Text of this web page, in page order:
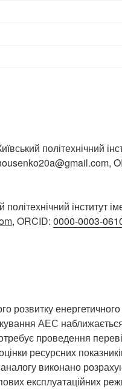
політехнічний
інститут
, ORCID: 0000-0003-
розвитку
АЕС
проведення
ресурсних
виконано
експлуатаційних